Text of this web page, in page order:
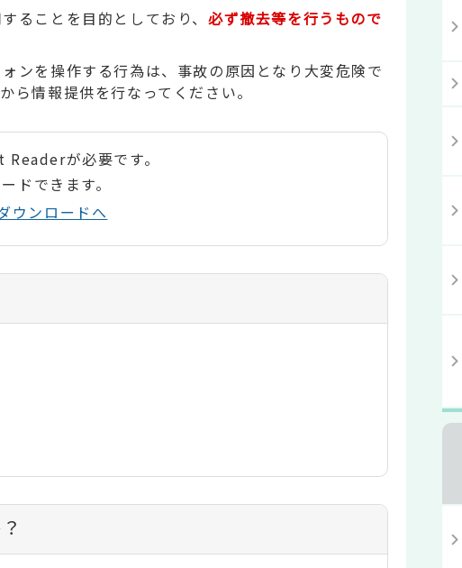
ることを目的としており、必ず撤去等を行うもので
ンを操作する行為は、事故の原因となり大変危険で
ら情報提供を行なってください。
が必要です。
ドできます。
ンロードへ